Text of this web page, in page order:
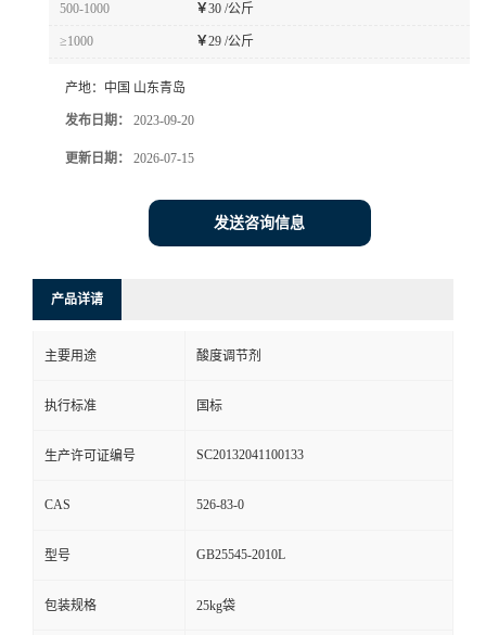
500-1000 ￥30 /公斤
≥1000 ￥29 /公斤
产地： 中国 山东青岛
发布日期： 2023-09-20
更新日期： 2026-07-15
发送咨询信息
产品详请
主要用途 酸度调节剂
执行标准 国标
生产许可证编号 SC20132041100133
CAS 526-83-0
型号 GB25545-2010L
包装规格 25kg袋